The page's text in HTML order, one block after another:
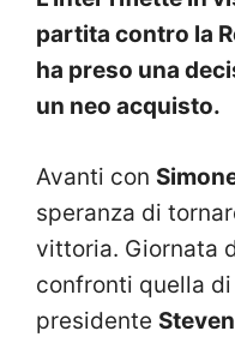
partita contro la
ha preso una
un neo acquisto.
Avanti con
speranza di
vittoria. Giornata
confronti quella
presidente